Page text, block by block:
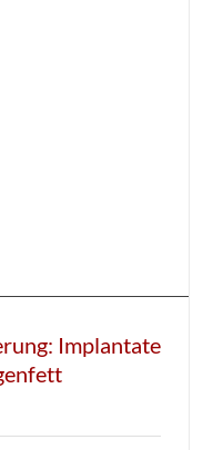
Implantate